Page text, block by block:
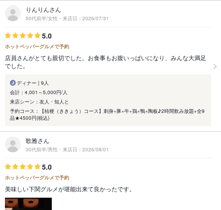
りんりんさん
50代前半/女性・来店日：2026/07/31
5.0
ホットペッパーグルメで予約
店員さんがとても親切でした。お食事もお腹いっぱいになり、みんな大満足
でした。
ディナー | 9人
会計：4,001～5,000円/人
来店シーン：友人・知人と
予約コース：【桔梗（ききょう）コース】刺身×豚×牛×鶏×鴨×陶板♪2時間飲み放題+全9
品★4500円(税込)
歌雅さん
30代前半/男性・来店日：2026/08/01
5.0
ホットペッパーグルメで予約
美味しい下関グルメが堪能出来て良かったです。